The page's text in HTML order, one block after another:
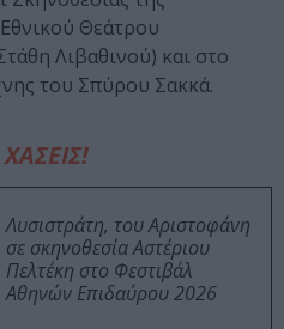
Θεάτρου
Λιβαθινού) και στο
του Σπύρου Σακκά.
Λυσιστράτη, του Αριστοφάνη
σε σκηνοθεσία Αστέριου
Πελτέκη στο Φεστιβάλ
Αθηνών Επιδαύρου 2026